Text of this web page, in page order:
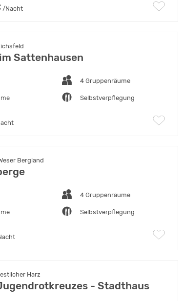
/Nacht
Sattenhausen
4 Gruppenräume
Selbstverpflegung
Bergland
4 Gruppenräume
Selbstverpflegung
Harz
- Stadthaus